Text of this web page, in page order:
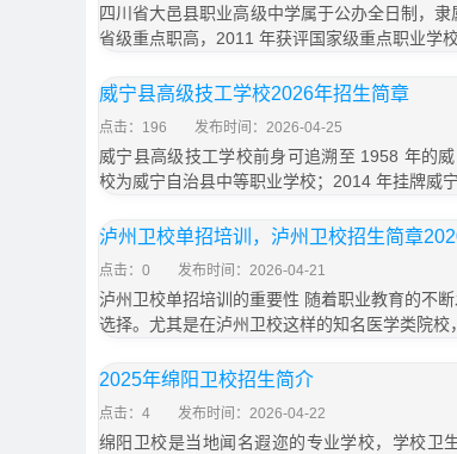
四川省大邑县职业高级中学属于公办全日制，
省级重点职高，2011 年获评国家级重点职业学
威宁县高级技工学校2026年招生简章
点击：196 发布时间：2026-04-25
威宁县高级技工学校前身可追溯至 1958 年的
校为威宁自治县中等职业学校；2014 年挂牌威宁
泸州卫校单招培训，泸州卫校招生简章
点击：0 发布时间：2026-04-21
泸州卫校单招培训的重要性 随着职业教育的不
选择。尤其是在泸州卫校这样的知名医学类院校
2025年绵阳卫校招生简介
点击：4 发布时间：2026-04-22
绵阳卫校是当地闻名遐迩的专业学校，学校卫